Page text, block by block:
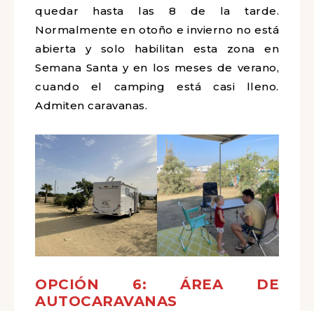
quedar hasta las 8 de la tarde.
Normalmente en otoño e invierno no está
abierta y solo habilitan esta zona en
Semana Santa y en los meses de verano,
cuando el camping está casi lleno.
Admiten caravanas.
OPCIÓN 6: ÁREA DE
AUTOCARAVANAS